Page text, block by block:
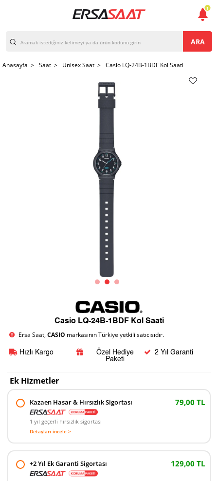
ARA
Anasayfa > Saat > Unisex Saat > Casio LQ-24B-1BDF Kol Saati
Casio LQ-24B-1BDF Kol Saati
Ersa Saat,CASIO markasının Türkiye yetkili satıcısıdır.
Hızlı Kargo
Özel Hediye
Paketi
2 Yıl Garanti
Ek Hizmetler
Kazaen Hasar & Hırsızlık Sigortası 79,00 TL
1 yıl geçerli hırsızlık sigortası
Detayları incele >
+2 Yıl Ek Garanti Sigortası 129,00 TL
1